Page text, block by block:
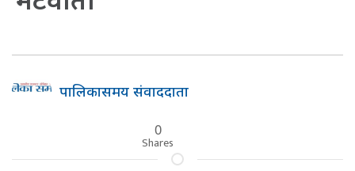
पालिकासमय संवाददाता
0
Shares